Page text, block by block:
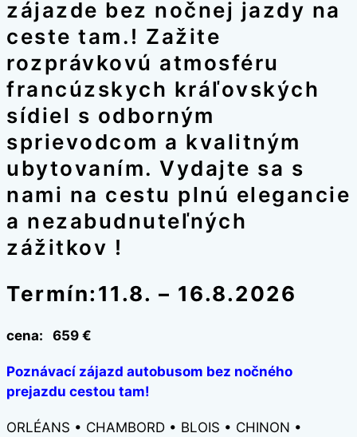
zájazde bez nočnej jazdy na
ceste tam.! Zažite
rozprávkovú atmosféru
francúzskych kráľovských
sídiel s odborným
sprievodcom a kvalitným
ubytovaním. Vydajte sa s
nami na cestu plnú elegancie
a nezabudnuteľných
zážitkov !
Termín:11.8. – 16.8.2026
cena: 659 €
Poznávací zájazd autobusom bez nočného
prejazdu cestou tam!
ORLÉANS • CHAMBORD • BLOIS • CHINON •